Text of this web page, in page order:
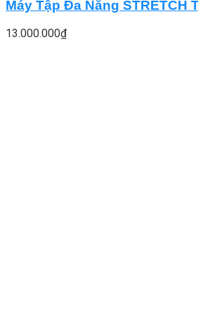
Máy Tập Đa Năng STRETCH
13.000.000₫